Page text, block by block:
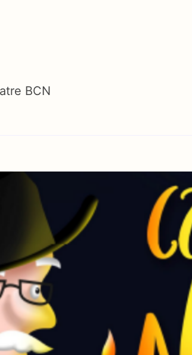
BCN